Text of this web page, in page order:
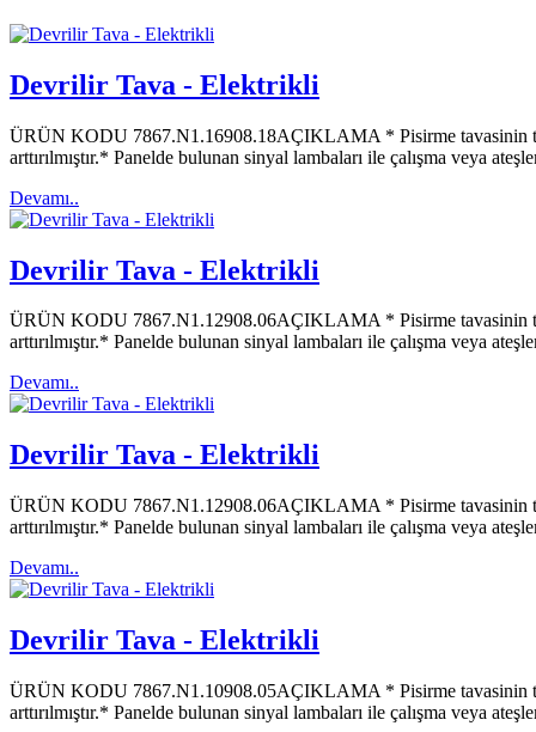
Devrilir Tava - Elektrikli
ÜRÜN KODU 7867.N1.16908.18AÇIKLAMA * Pisirme tavasinin
arttırılmıştır.* Panelde bulunan sinyal lambaları ile çalışma veya
Devamı..
Devrilir Tava - Elektrikli
ÜRÜN KODU 7867.N1.12908.06AÇIKLAMA * Pisirme tavasinin
arttırılmıştır.* Panelde bulunan sinyal lambaları ile çalışma veya
Devamı..
Devrilir Tava - Elektrikli
ÜRÜN KODU 7867.N1.12908.06AÇIKLAMA * Pisirme tavasinin
arttırılmıştır.* Panelde bulunan sinyal lambaları ile çalışma veya
Devamı..
Devrilir Tava - Elektrikli
ÜRÜN KODU 7867.N1.10908.05AÇIKLAMA * Pisirme tavasinin
arttırılmıştır.* Panelde bulunan sinyal lambaları ile çalışma veya